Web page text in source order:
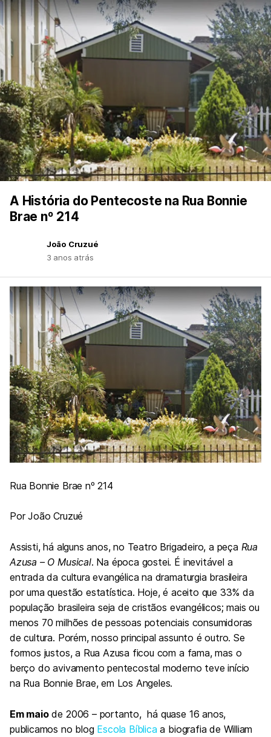
A História do Pentecoste na Rua Bonnie
Brae nº 214
João Cruzué
3 anos atrás
Rua Bonnie Brae nº 214
Por João Cruzué
Assisti, há alguns anos, no Teatro Brigadeiro, a peça Rua
Azusa – O Musical. Na época gostei. É inevitável a
entrada da cultura evangélica na dramaturgia brasileira
por uma questão estatística. Hoje, é aceito que 33% da
população brasileira seja de cristãos evangélicos; mais ou
menos 70 milhões de pessoas potenciais consumidoras
de cultura. Porém, nosso principal assunto é outro. Se
formos justos, a Rua Azusa ficou com a fama, mas o
berço do avivamento pentecostal moderno teve início
na Rua Bonnie Brae, em Los Angeles.
Em maio de 2006 – portanto, há quase 16 anos,
publicamos no blog Escola Bíblica a biografia de William